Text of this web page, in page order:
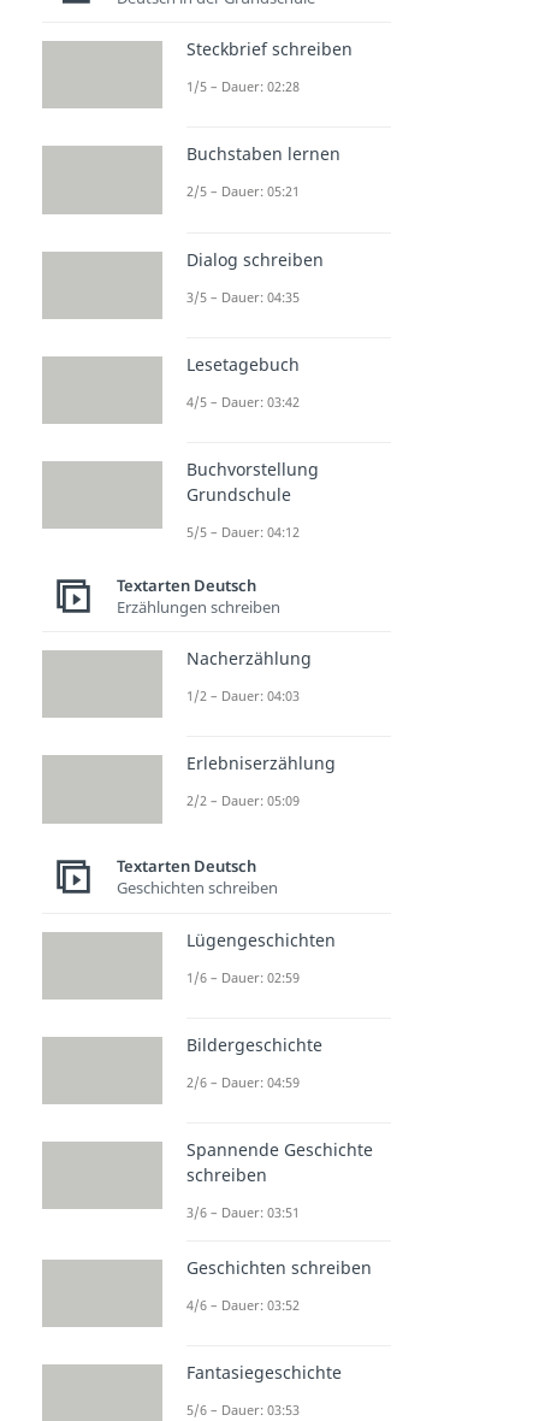
Steckbrief schreiben
1/5 – Dauer: 02:28
Buchstaben lernen
2/5 – Dauer: 05:21
Dialog schreiben
3/5 – Dauer: 04:35
Lesetagebuch
4/5 – Dauer: 03:42
Buchvorstellung
Grundschule
5/5 – Dauer: 04:12
Textarten Deutsch
Erzählungen schreiben
Nacherzählung
1/2 – Dauer: 04:03
Erlebniserzählung
2/2 – Dauer: 05:09
Textarten Deutsch
Geschichten schreiben
Lügengeschichten
1/6 – Dauer: 02:59
Bildergeschichte
2/6 – Dauer: 04:59
Spannende Geschichte
schreiben
3/6 – Dauer: 03:51
Geschichten schreiben
4/6 – Dauer: 03:52
Fantasiegeschichte
5/6 – Dauer: 03:53